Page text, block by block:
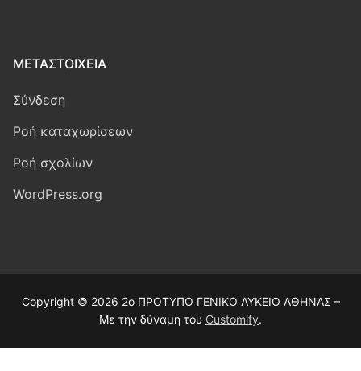
ΜΕΤΑΣΤΟΙΧΕΊΑ
Σύνδεση
Ροή καταχωρίσεων
Ροή σχολίων
WordPress.org
Copyright © 2026 2ο ΠΡΟΤΥΠΟ ΓΕΝΙΚΟ ΛΥΚΕΙΟ ΑΘΗΝΑΣ –
Με την δύναμη του Customify.